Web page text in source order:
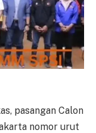
pasangan Calon
nomor urut